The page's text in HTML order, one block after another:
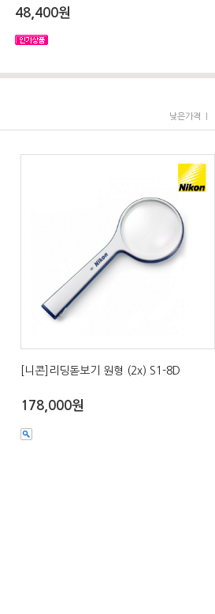
48,400원
낮은가격
[니콘]리딩돋보기 원형 (2x) S1-8D
178,000원